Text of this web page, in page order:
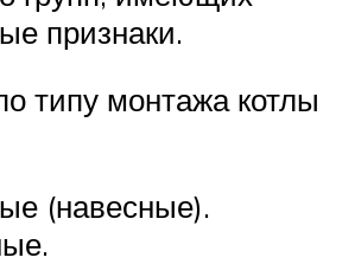
признаки.
типу монтажа котлы
(навесные).